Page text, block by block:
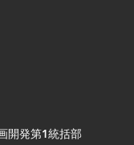
ト学会に入会しま
開発第1統括部